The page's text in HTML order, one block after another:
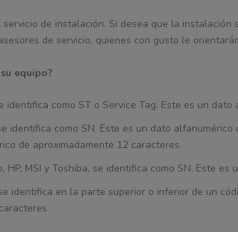
de instalación. Si desea que la
de servicio, quienes con gusto le
equipo?
identifica como ST o Service Tag. Este es un
identifica como SN. Este es un dato
de aproximadamente 12 caracteres.
HP, MSI y Toshiba, se identifica como SN. Este
identifica en la parte superior o inferior de un